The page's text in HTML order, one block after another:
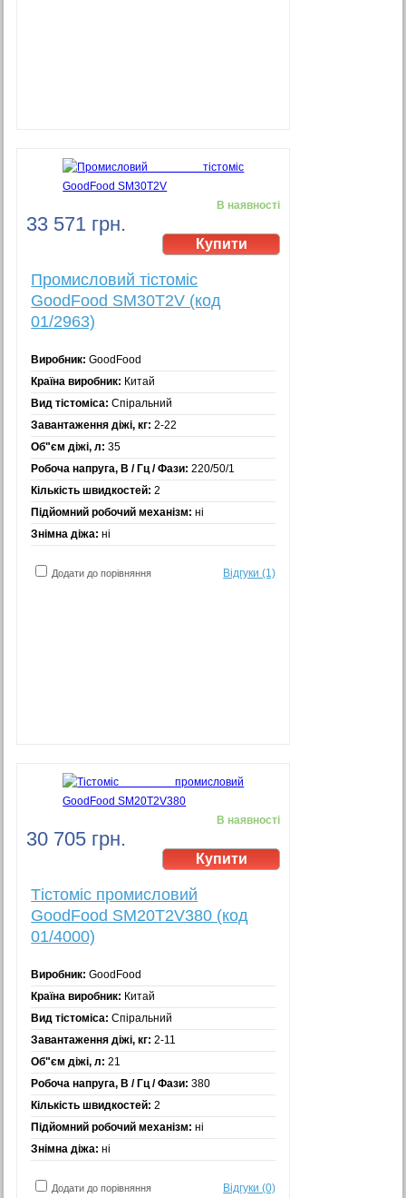
33 571 грн.
В наявності
Промисловий тістоміс
GoodFood SM30T2V (код
01/2963)
Виробник: GoodFood
Країна виробник: Китай
Вид тістоміса: Спіральний
Завантаження діжі, кг: 2-22
Об"єм діжі, л: 35
Робоча напруга, В / Гц / Фази: 220/50/1
Кількість швидкостей: 2
Підйомний робочий механізм: ні
Знімна діжа: ні
Додати до порівняння Відгуки (1)
30 705 грн.
В наявності
Тістоміс промисловий
GoodFood SM20T2V380 (код
01/4000)
Виробник: GoodFood
Країна виробник: Китай
Вид тістоміса: Спіральний
Завантаження діжі, кг: 2-11
Об"єм діжі, л: 21
Робоча напруга, В / Гц / Фази: 380
Кількість швидкостей: 2
Підйомний робочий механізм: ні
Знімна діжа: ні
Додати до порівняння Відгуки (0)